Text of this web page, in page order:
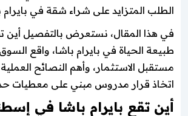
الطلب المتزايد على شراء شقة في بايرام
في هذا المقال، نستعرض بالتفصيل أين
طبيعة الحياة في بايرام باشا، واقع
مستقبل الاستثمار، وأهم النصائح
اتخاذ قرار مدروس مبني على معطيات
أين تقع بايرام باشا في